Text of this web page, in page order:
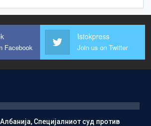
Facebook
Istokpress
Join us on Twitter
Специјалниот суд против